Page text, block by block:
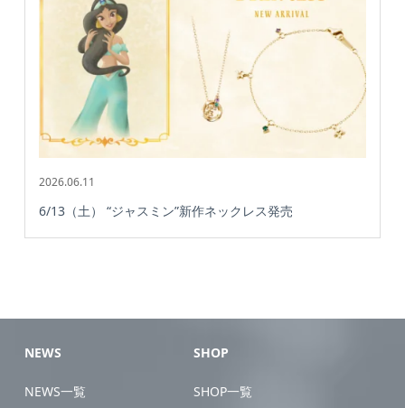
2026.06.11
6/13（土） “ジャスミン”新作ネックレス発売
NEWS
NEWS一覧
SHOP
SHOP一覧